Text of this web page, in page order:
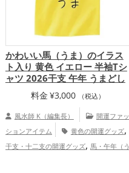
かわいい馬（うま）のイラス
ト入り 黄色 イエロー 半袖Tシ
ャツ 2026干支 午年 うまどし
料金 ¥3,000 （税込）
風水師 K（編集長）
開運ファッ
ションアイテム
黄色の開運グッズ,
干支・十二支の開運グッズ, 馬・午年（う